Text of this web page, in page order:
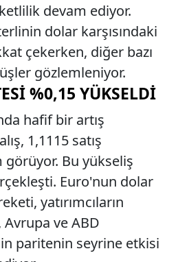
devam ediyor.
dolar karşısındaki
çekerken, diğer bazı
gözlemleniyor.
%0,15 YÜKSELDI
hafif bir artış
1,1115 satış
Bu yükseliş
Euro'nun dolar
yatırımcıların
ve ABD
paritenin seyrine etkisi